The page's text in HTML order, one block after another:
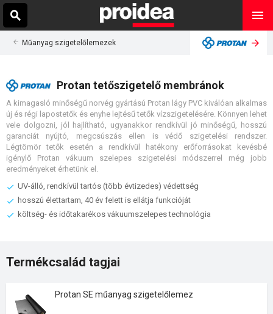
Műanyag szigetelőlemezek
Protan tetőszigetelő membránok
A kimagasló minőségű norvég gyártású Protan lágy PVC kiválóan alkalmas
új és régi lapostetők és enyhe lejtésű tetők vízszigetelésére. Könnyen lehet
vele dolgozni, jól hajlítható, ugyanakkor rendkívül jó minőségű, hosszú
garanciát nyújtó, megcsúszás ellen is védő szigetelési rendszer.
Légtömör tetők esetén a rendkívül hatékony erőforrásokat kevésbé
igénylő Protan vákuum szelepes szigetelési módszerrel még jobb
eredményeket érhetünk el.
UV-álló, rendkívül tartós (több évtizedes) védettség
hosszú élettartam, 40 év felett is ellátja funkcióját
költség- és időtakarékos vákuumszelepes technológia
Termékcsalád tagjai
Protan SE műanyag szigetelőlemez